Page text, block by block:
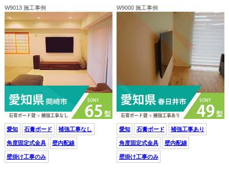
W9013 施工事例
愛知 石膏ボード 補強工事なし
角度固定式金具 壁内配線
壁掛け工事のみ
W9000 施工事例
愛知 石膏ボード 補強工事あり
角度固定式金具 壁内配線
壁掛け工事のみ